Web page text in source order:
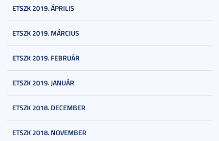
ETSZK 2019. ÁPRILIS
ETSZK 2019. MÁRCIUS
ETSZK 2019. FEBRUÁR
ETSZK 2019. JANUÁR
ETSZK 2018. DECEMBER
ETSZK 2018. NOVEMBER